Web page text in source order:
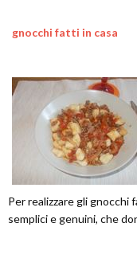
gnocchi fatti in casa
Per realizzare gli gnocchi
semplici e genuini, che